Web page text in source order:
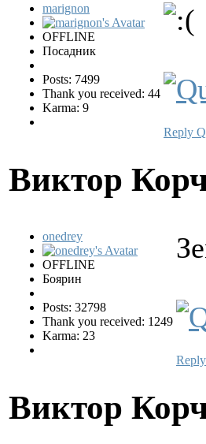
marignon
OFFLINE
Посадник
Posts: 7499
Thank you received: 44
Karma: 9
Reply
Виктор
onedrey
OFFLINE
Боярин
Posts: 32798
Thank you received: 1249
Karma: 23
Reply
Виктор